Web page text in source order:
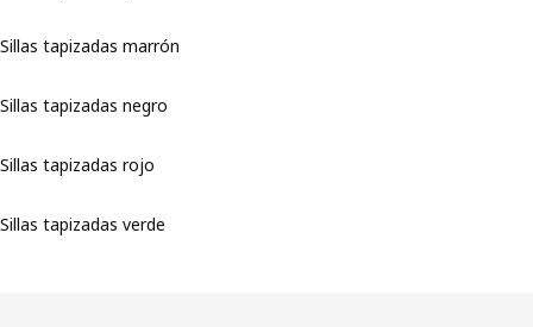
Sillas tapizadas marrón
Sillas tapizadas negro
Sillas tapizadas rojo
Sillas tapizadas verde